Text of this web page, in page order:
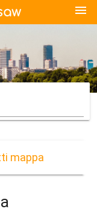
menu
mappa